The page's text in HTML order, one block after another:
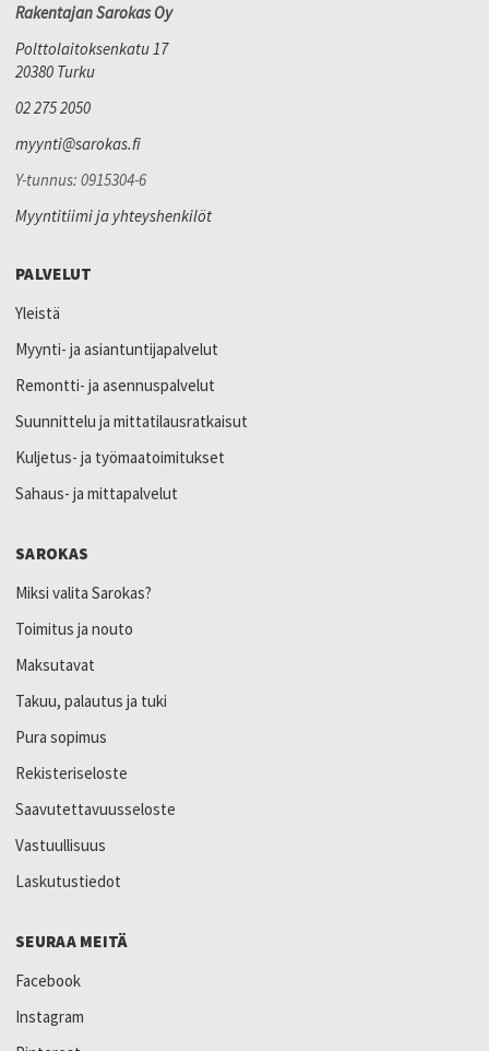
Rakentajan Sarokas Oy
Polttolaitoksenkatu 17
20380 Turku
02 275 2050
myynti@sarokas.fi
Y-tunnus: 0915304-6
Myyntitiimi ja yhteyshenkilöt
PALVELUT
Yleistä
Myynti- ja asiantuntijapalvelut
Remontti- ja asennuspalvelut
Suunnittelu ja mittatilausratkaisut
Kuljetus- ja työmaatoimitukset
Sahaus- ja mittapalvelut
SAROKAS
Miksi valita Sarokas?
Toimitus ja nouto
Maksutavat
Takuu, palautus ja tuki
Pura sopimus
Rekisteriseloste
Saavutettavuusseloste
Vastuullisuus
Laskutustiedot
SEURAA MEITÄ
Facebook
Instagram